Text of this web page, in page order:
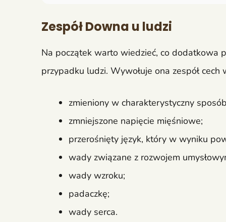
Zespół Downa u ludzi
Na początek warto wiedzieć, co dodatkowa
przypadku ludzi. Wywołuje ona zespół
zmieniony w charakterystyczny
zmniejszone napięcie mięśniowe;
przerośnięty język, który w wyniku
wady związane z rozwojem
wady wzroku;
padaczkę;
wady serca.